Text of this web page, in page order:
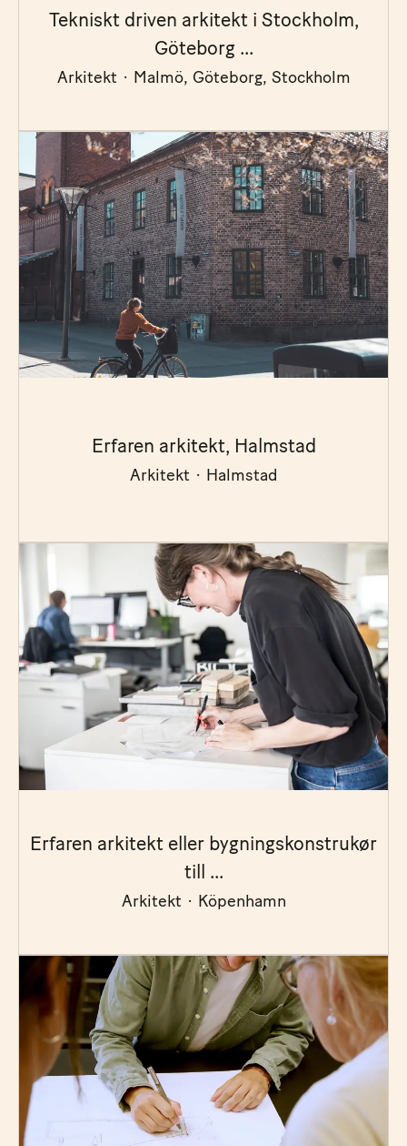
Tekniskt driven arkitekt i Stockholm,
Göteborg ...
Arkitekt · Malmö, Göteborg, Stockholm
Erfaren arkitekt, Halmstad
Arkitekt · Halmstad
Erfaren arkitekt eller bygningskonstrukør
till ...
Arkitekt · Köpenhamn